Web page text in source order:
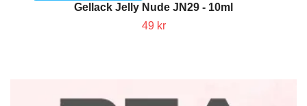
Gellack Jelly Nude JN29 - 10ml
49 kr